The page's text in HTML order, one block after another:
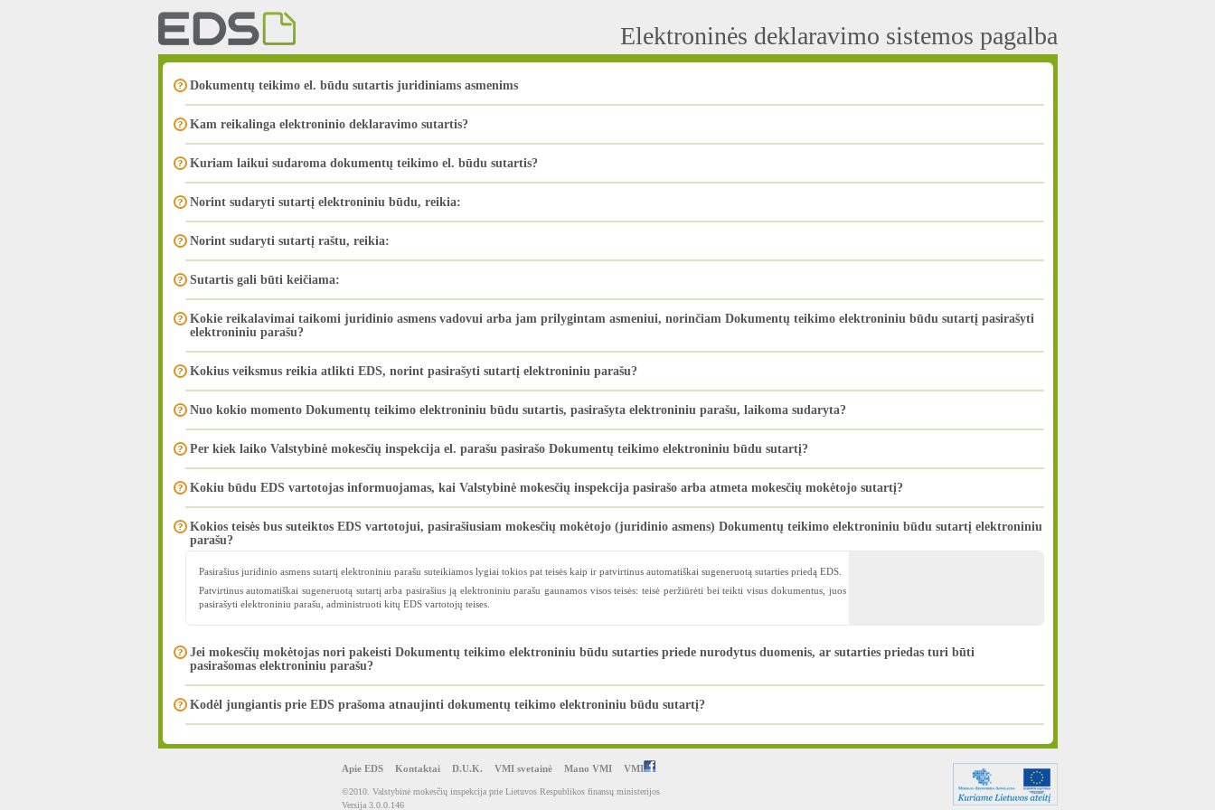
Elektroninės deklaravimo sistemos pagalba
Dokumentų teikimo el. būdu sutartis juridiniams asmenims
Kam reikalinga elektroninio deklaravimo sutartis?
Kuriam laikui sudaroma dokumentų teikimo el. būdu sutartis?
Norint sudaryti sutartį elektroniniu būdu, reikia:
Norint sudaryti sutartį raštu, reikia:
Sutartis gali būti keičiama:
Kokie reikalavimai taikomi juridinio asmens vadovui arba jam prilygintam asmeniui, norinčiam Dokumentų teikimo elektroniniu būdu sutartį pasirašyti
elektroniniu parašu?
Kokius veiksmus reikia atlikti EDS, norint pasirašyti sutartį elektroniniu parašu?
Nuo kokio momento Dokumentų teikimo elektroniniu būdu sutartis, pasirašyta elektroniniu parašu, laikoma sudaryta?
Per kiek laiko Valstybinė mokesčių inspekcija el. parašu pasirašo Dokumentų teikimo elektroniniu būdu sutartį?
Kokiu būdu EDS vartotojas informuojamas, kai Valstybinė mokesčių inspekcija pasirašo arba atmeta mokesčių mokėtojo sutartį?
Kokios teisės bus suteiktos EDS vartotojui, pasirašiusiam mokesčių mokėtojo (juridinio asmens) Dokumentų teikimo elektroniniu būdu sutartį elektroniniu
parašu?
Pasirašius juridinio asmens sutartį elektroniniu parašu suteikiamos lygiai tokios pat teisės kaip ir patvirtinus automatiškai sugeneruotą sutarties priedą EDS.
Patvirtinus automatiškai sugeneruotą sutartį arba pasirašius ją elektroniniu parašu gaunamos visos teisės: teisė peržiūrėti bei teikti visus dokumentus, juos
pasirašyti elektroniniu parašu, administruoti kitų EDS vartotojų teises.
Jei mokesčių mokėtojas nori pakeisti Dokumentų teikimo elektroniniu būdu sutarties priede nurodytus duomenis, ar sutarties priedas turi būti
pasirašomas elektroniniu parašu?
Kodėl jungiantis prie EDS prašoma atnaujinti dokumentų teikimo elektroniniu būdu sutartį?
Apie EDS Kontaktai D.U.K. VMI svetainė Mano VMI VMI
©2010. Valstybinė mokesčių inspekcija prie Lietuvos Respublikos finansų ministerijos
Versija 3.0.0.146